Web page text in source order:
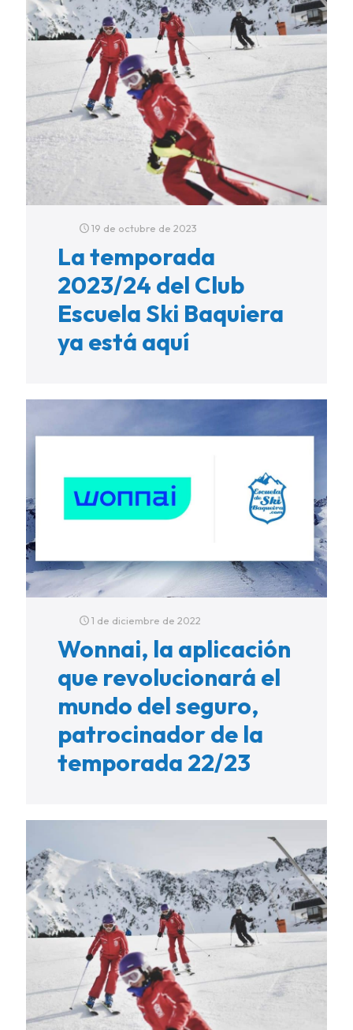
19 de octubre de 2023
La temporada
2023/24 del Club
Escuela Ski Baquiera
ya está aquí
1 de diciembre de 2022
Wonnai, la aplicación
que revolucionará el
mundo del seguro,
patrocinador de la
temporada 22/23